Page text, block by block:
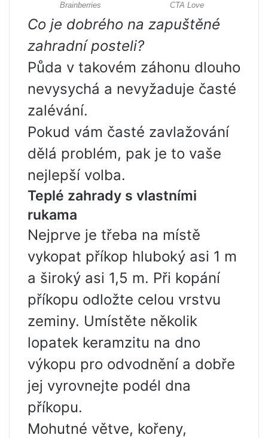
Co je dobrého na zapuštěné
zahradní posteli?
Půda v takovém záhonu dlouho
nevysychá a nevyžaduje časté
zalévání.
Pokud vám časté zavlažování
dělá problém, pak je to vaše
nejlepší volba.
Teplé zahrady s vlastními
rukama
Nejprve je třeba na místě
vykopat příkop hluboký asi 1 m
a široký asi 1,5 m. Při kopání
příkopu odložte celou vrstvu
zeminy. Umístěte několik
lopatek keramzitu na dno
výkopu pro odvodnění a dobře
jej vyrovnejte podél dna
příkopu.
Mohutné větve, kořeny,